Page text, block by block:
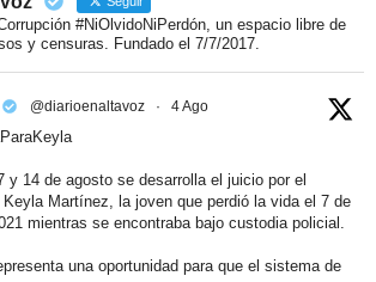
#NiOlvidoNiPerdón, un espacio libre de
y censuras. Fundado el 7/7/2017.
@diarioenaltavoz · 4 Ago
y 14 de agosto se desarrolla el juicio por el
Martínez, la joven que perdió la vida el 7 de
mientras se encontraba bajo custodia policial.
una oportunidad para que el sistema de